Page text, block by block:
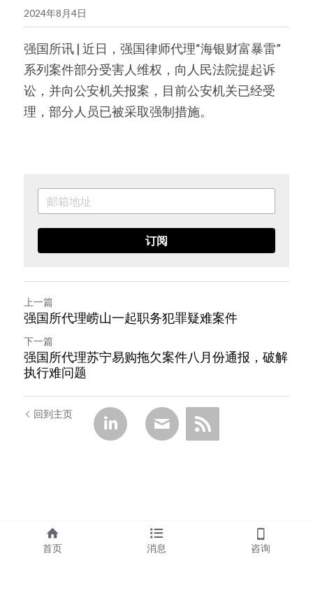
2024年8月4日
强国所讯 | 近日，强国律师代理“海银财富暴雷”
系列案件部分受害人维权，向人民法院提起诉
讼，并向公安机关报案，目前公安机关已经受
理，部分人员已被采取强制措施。
订阅
上一篇
强国所代理崂山一起职务犯罪疑难案件
下一篇
强国所代理苏宁易购拖欠案件八月份通报，破解
执行难问题
回到主页
首页 消息 咨询